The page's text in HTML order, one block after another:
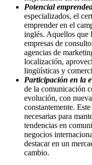
Potencial
especializados, el
emprender en el
inglés. Aquellos que
empresas de
agencias de
localización,
lingüísticas y
Participación en la
de la comunicación
evolución, con
constantemente.
necesarias para
tendencias en
negocios
destacar en un
cambio.